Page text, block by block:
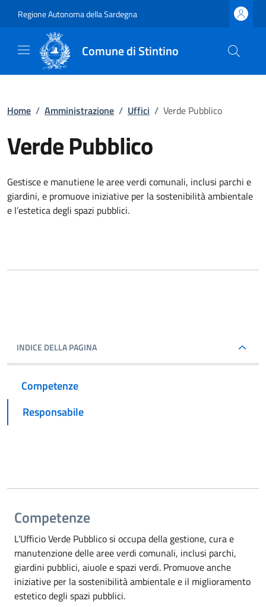
Regione Autonoma della Sardegna
Comune di Stintino
Home / Amministrazione / Uffici / Verde Pubblico
Verde Pubblico
Gestisce e manutiene le aree verdi comunali, inclusi parchi e
giardini, e promuove iniziative per la sostenibilità ambientale
e l’estetica degli spazi pubblici.
INDICE DELLA PAGINA
Competenze
Responsabile
Competenze
L'Ufficio Verde Pubblico si occupa della gestione, cura e
manutenzione delle aree verdi comunali, inclusi parchi,
giardini pubblici, aiuole e spazi verdi. Promuove anche
iniziative per la sostenibilità ambientale e il miglioramento
estetico degli spazi pubblici.